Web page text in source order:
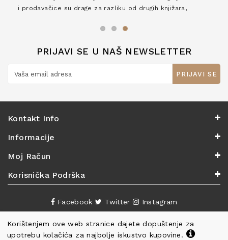
Korištenjem ove web stranice dajete dopuštenje za
upotrebu kolačića za najbolje iskustvo kupovine.
i prodavačice su drage za razliku od drugih knjižara,
PRIJAVI SE U NAŠ NEWSLETTER
PRIJAVI SE
Kontakt Info
Informacije
Moj Račun
Korisnička Podrška
Facebook Twitter Instagram